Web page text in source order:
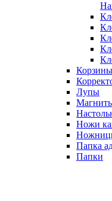
Корзины
Лупы
Ножи
Папка
Папки